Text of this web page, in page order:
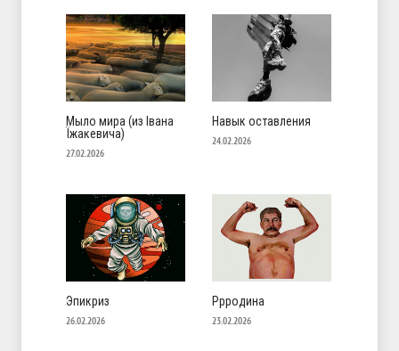
Мыло мира (из Івана
Їжакевича)
27.02.2026
Эпикриз
26.02.2026
Навык оставления
24.02.2026
Ррродина
23.02.2026